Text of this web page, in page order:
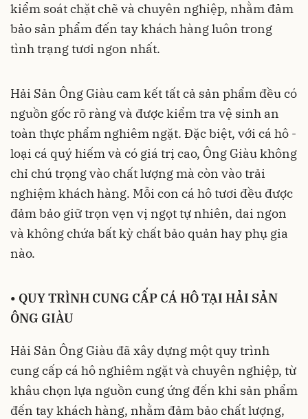
kiểm soát chặt chẽ và chuyên nghiệp, nhằm đảm
bảo sản phẩm đến tay khách hàng luôn trong
tình trạng tươi ngon nhất.
Hải Sản Ông Giàu cam kết tất cả sản phẩm đều có
nguồn gốc rõ ràng và được kiểm tra vệ sinh an
toàn thực phẩm nghiêm ngặt. Đặc biệt, với cá hô -
loại cá quý hiếm và có giá trị cao, Ông Giàu không
chỉ chú trọng vào chất lượng mà còn vào trải
nghiệm khách hàng. Mỗi con cá hô tươi đều được
đảm bảo giữ trọn vẹn vị ngọt tự nhiên, dai ngon
và không chứa bất kỳ chất bảo quản hay phụ gia
nào.
• QUY TRÌNH CUNG CẤP CÁ HÔ TẠI HẢI SẢN
ÔNG GIÀU
Hải Sản Ông Giàu đã xây dựng một quy trình
cung cấp cá hô nghiêm ngặt và chuyên nghiệp, từ
khâu chọn lựa nguồn cung ứng đến khi sản phẩm
đến tay khách hàng, nhằm đảm bảo chất lượng,